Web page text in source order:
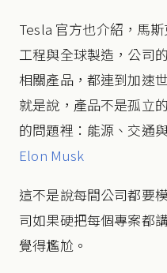
Tesla 官方也介紹，馬
工程與全球製造，公司
相關產品，都連到加速
就是說，產品不是孤立
的問題裡：能源、交通
Elon Musk
這不是說每間公司都要
司如果硬把每個專案都
覺得尷尬。